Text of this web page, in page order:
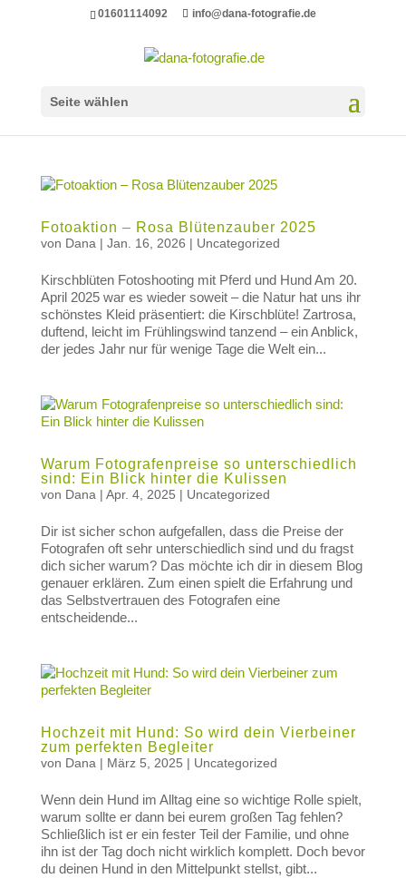
01601114092 info@dana-fotografie.de
Seite wählen
Fotoaktion – Rosa Blütenzauber 2025
von Dana | Jan. 16, 2026 | Uncategorized
Kirschblüten Fotoshooting mit Pferd und Hund Am 20.
April 2025 war es wieder soweit – die Natur hat uns ihr
schönstes Kleid präsentiert: die Kirschblüte! Zartrosa,
duftend, leicht im Frühlingswind tanzend – ein Anblick,
der jedes Jahr nur für wenige Tage die Welt ein...
Warum Fotografenpreise so unterschiedlich
sind: Ein Blick hinter die Kulissen
von Dana | Apr. 4, 2025 | Uncategorized
Dir ist sicher schon aufgefallen, dass die Preise der
Fotografen oft sehr unterschiedlich sind und du fragst
dich sicher warum? Das möchte ich dir in diesem Blog
genauer erklären. Zum einen spielt die Erfahrung und
das Selbstvertrauen des Fotografen eine
entscheidende...
Hochzeit mit Hund: So wird dein Vierbeiner
zum perfekten Begleiter
von Dana | März 5, 2025 | Uncategorized
Wenn dein Hund im Alltag eine so wichtige Rolle spielt,
warum sollte er dann bei eurem großen Tag fehlen?
Schließlich ist er ein fester Teil der Familie, und ohne
ihn ist der Tag doch nicht wirklich komplett. Doch bevor
du deinen Hund in den Mittelpunkt stellst, gibt...